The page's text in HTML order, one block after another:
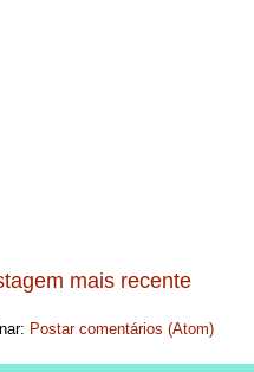
mais recente
Postar comentários (Atom)